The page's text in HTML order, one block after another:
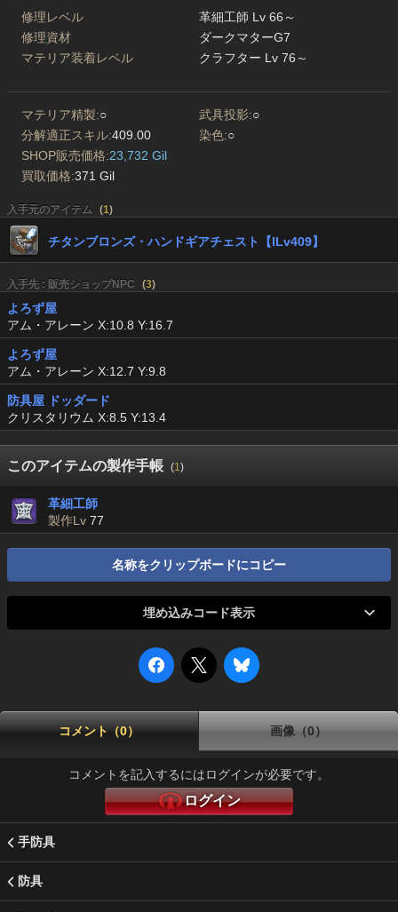
修理レベル
革細工師 Lv 66～
修理資材
ダークマターG7
マテリア装着レベル
クラフター Lv 76～
マテリア精製:○ 武具投影:○
分解適正スキル:409.00 染色:○
SHOP販売価格:23,732 Gil
買取価格:371 Gil
入手元のアイテム (1)
チタンブロンズ・ハンドギアチェスト【ILv409】
入手先 : 販売ショップNPC (3)
よろず屋
アム・アレーン X:10.8 Y:16.7
よろず屋
アム・アレーン X:12.7 Y:9.8
防具屋 ドッダード
クリスタリウム X:8.5 Y:13.4
このアイテムの製作手帳 (1)
革細工師
製作Lv 77
名称をクリップボードにコピー
埋め込みコード表示
コメント（0） 画像（0）
コメントを記入するにはログインが必要です。
ログイン
手防具
防具